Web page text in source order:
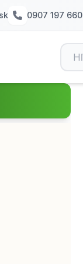
0907 197 660